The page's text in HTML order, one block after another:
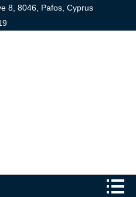
8, 8046, Pafos, Cyprus